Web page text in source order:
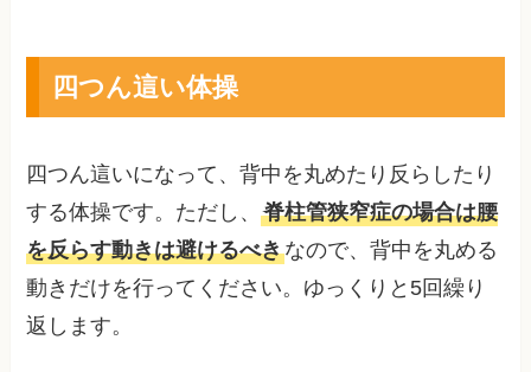
四つん這い体操
四つん這いになって、背中を丸めたり反らしたり
する体操です。ただし、脊柱管狭窄症の場合は腰
を反らす動きは避けるべきなので、背中を丸める
動きだけを行ってください。ゆっくりと5回繰り
返します。